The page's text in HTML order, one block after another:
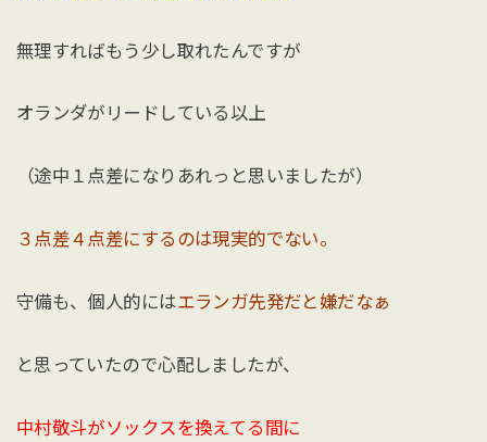
無理すればもう少し取れたんですが
オランダがリードしている以上
（途中１点差になりあれっと思いましたが）
３点差４点差にするのは現実的でない。
守備も、個人的にはエランガ先発だと嫌だなぁ
と思っていたので心配しましたが、
中村敬斗がソックスを換えてる間に